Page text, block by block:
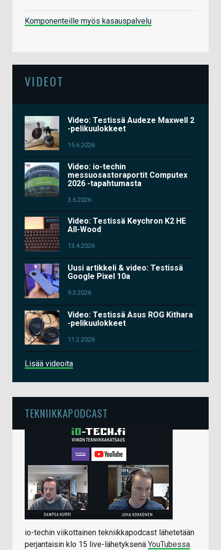
Komponenteille myös kasauspalvelu
VIDEOT
Video: Testissä Audeze Maxwell 2
-pelikuulokkeet
15.6.2026
Video: io-techin
messuosastoraportit Computex
2026 -tapahtumasta
3.6.2026
Video: Testissä Keychron K2 HE
All-Wood
13.4.2026
Uusi artikkeli & video: Testissä
Google Pixel 10a
9.3.2026
Video: Testissä Asus ROG Kithara
-pelikuulokkeet
11.2.2026
Lisää videoita
TEKNIIKKAPODCAST
io-techin viikottainen tekniikkapodcast lähetetään
perjantaisin klo 15 live-lähetyksenä YouTubessa.